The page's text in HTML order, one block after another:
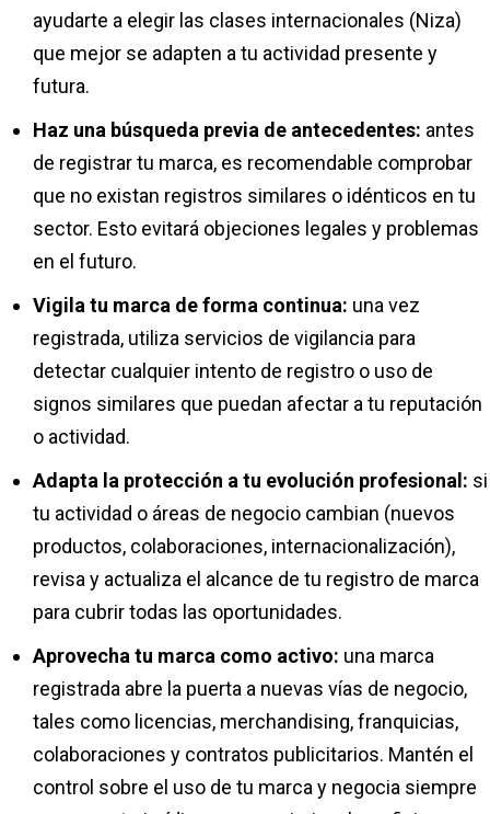
ayudarte a elegir las clases internacionales (Niza)
que mejor se adapten a tu actividad presente y
futura.
Haz una búsqueda previa de antecedentes: antes
de registrar tu marca, es recomendable comprobar
que no existan registros similares o idénticos en tu
sector. Esto evitará objeciones legales y problemas
en el futuro.
Vigila tu marca de forma continua: una vez
registrada, utiliza servicios de vigilancia para
detectar cualquier intento de registro o uso de
signos similares que puedan afectar a tu reputación
o actividad.
Adapta la protección a tu evolución profesional: si
tu actividad o áreas de negocio cambian (nuevos
productos, colaboraciones, internacionalización),
revisa y actualiza el alcance de tu registro de marca
para cubrir todas las oportunidades.
Aprovecha tu marca como activo: una marca
registrada abre la puerta a nuevas vías de negocio,
tales como licencias, merchandising, franquicias,
colaboraciones y contratos publicitarios. Mantén el
control sobre el uso de tu marca y negocia siempre